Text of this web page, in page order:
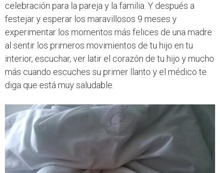
celebración para la pareja y la familia. Y después a
festejar y esperar los maravillosos 9 meses y
experimentar los momentos más felices de una madre
al sentir los primeros movimientos de tu hijo en tu
interior, escuchar, ver latir el corazón de tu hijo y mucho
más cuando escuches su primer llanto y el médico te
diga que está muy saludable.